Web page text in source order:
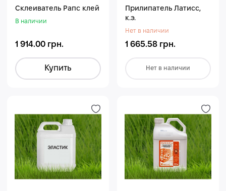
Склеиватель Рапс клей
В наличии
1 914.00 грн.
Купить
Прилипатель Латисс,
к.э.
Нет в наличии
1 665.58 грн.
Нет в наличии